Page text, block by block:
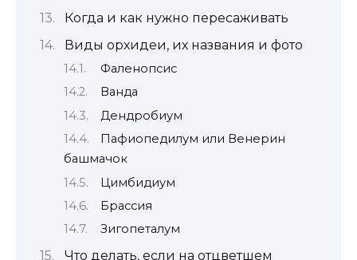
Когда и как нужно пересаживать
Виды орхидеи, их названия и фото
Фаленопсис
Ванда
Дендробиум
Пафиопедилум или Венерин
башмачок
Цимбидиум
Брассия
Зигопеталум
Что делать, если на отцветшем